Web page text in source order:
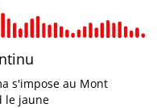
s'impose au Mont
le jaune